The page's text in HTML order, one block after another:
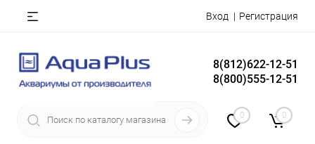
Вход Регистрация
8(812)622-12-51
8(800)555-12-51
0 0